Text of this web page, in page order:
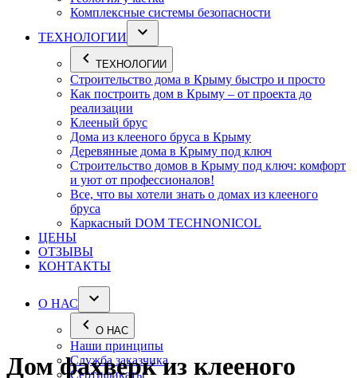
Комплексные системы безопасности
ТЕХНОЛОГИИ
ТЕХНОЛОГИИ
Строительство дома в Крыму быстро и просто
Как построить дом в Крыму – от проекта до
реализации
Клееный брус
Дома из клееного бруса в Крыму
Деревянные дома в Крыму под ключ
Строительство домов в Крыму под ключ: комфорт
и уют от профессионалов!
Все, что вы хотели знать о домах из клееного
бруса
Каркасный DOM TECHNONICOL
ЦЕНЫ
ОТЗЫВЫ
КОНТАКТЫ
О НАС
О НАС
Наши принципы
Служба заказчика
Сертификаты
Дом фахверк из клееного